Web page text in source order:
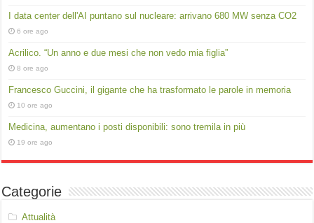
I data center dell'AI puntano sul nucleare: arrivano 680 MW senza CO2
6 ore ago
Acrilico. “Un anno e due mesi che non vedo mia figlia”
8 ore ago
Francesco Guccini, il gigante che ha trasformato le parole in memoria
10 ore ago
Medicina, aumentano i posti disponibili: sono tremila in più
19 ore ago
Categorie
Attualità